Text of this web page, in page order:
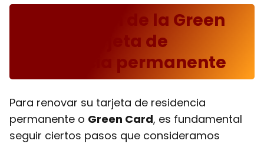
Renovación de la Green
Card o tarjeta de
residencia permanente
Para renovar su tarjeta de residencia
permanente o Green Card, es fundamental
seguir ciertos pasos que consideramos